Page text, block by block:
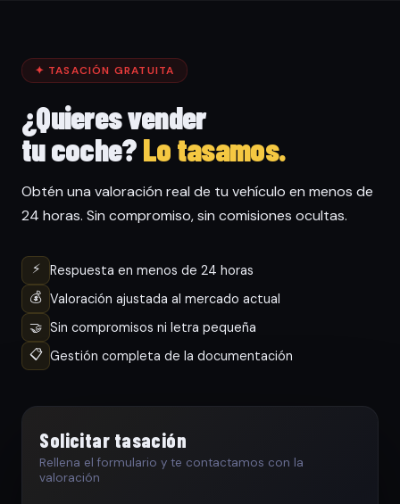
✦ TASACIÓN GRATUITA
¿Quieres vender
tu coche?Lo tasamos.
Obtén una valoración real de tu vehículo en menos de
24 horas. Sin compromiso, sin comisiones ocultas.
⚡
Respuesta en menos de 24 horas
💰 Valoración ajustada al mercado actual
🤝 Sin compromisos ni letra pequeña
📋 Gestión completa de la documentación
Solicitar tasación
Rellena el formulario y te contactamos con la
valoración